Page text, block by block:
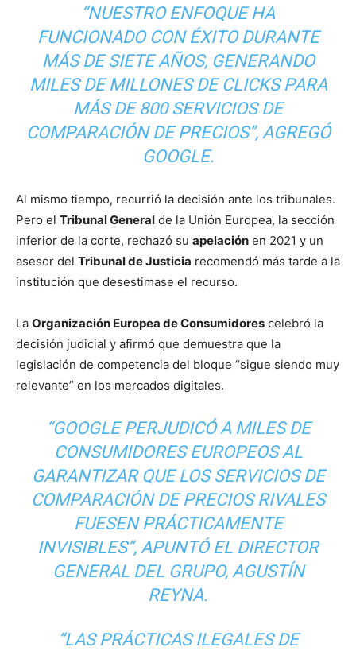
“NUESTRO ENFOQUE HA
FUNCIONADO CON ÉXITO DURANTE
MÁS DE SIETE AÑOS, GENERANDO
MILES DE MILLONES DE CLICKS PARA
MÁS DE 800 SERVICIOS DE
COMPARACIÓN DE PRECIOS”, AGREGÓ
GOOGLE.
Al mismo tiempo, recurrió la decisión ante los tribunales.
Pero el Tribunal General de la Unión Europea, la sección
inferior de la corte, rechazó su apelación en 2021 y un
asesor del Tribunal de Justicia recomendó más tarde a la
institución que desestimase el recurso.
La Organización Europea de Consumidores celebró la
decisión judicial y afirmó que demuestra que la
legislación de competencia del bloque “sigue siendo muy
relevante” en los mercados digitales.
“GOOGLE PERJUDICÓ A MILES DE
CONSUMIDORES EUROPEOS AL
GARANTIZAR QUE LOS SERVICIOS DE
COMPARACIÓN DE PRECIOS RIVALES
FUESEN PRÁCTICAMENTE
INVISIBLES”, APUNTÓ EL DIRECTOR
GENERAL DEL GRUPO, AGUSTÍN
REYNA.
“LAS PRÁCTICAS ILEGALES DE